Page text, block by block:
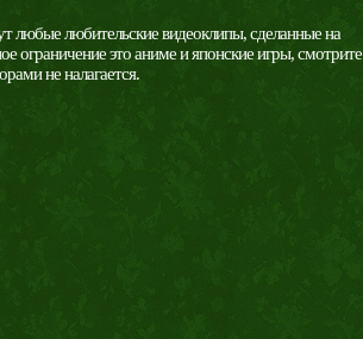
любые любительские видеоклипы, сделанные на
ограничение это аниме и японские игры, смотрите
не налагается.